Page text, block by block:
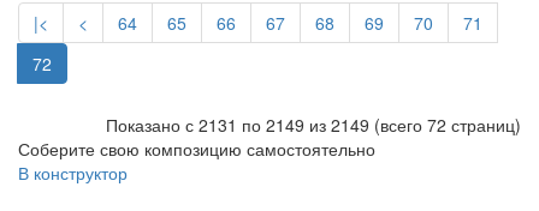
|< < 64 65 66 67 68 69 70
71
72
Показано с 2131 по 2149 из 2149 (всего 72 страниц)
Соберите свою композицию самостоятельно
В конструктор